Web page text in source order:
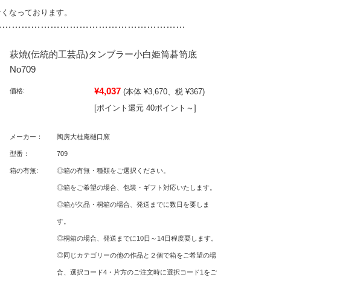
なっております。
………
萩焼(伝統的工芸品)タンブラー小白姫筒碁笥底
No709
価格: ¥4,037 (本体 ¥3,670、税 ¥367)
[ポイント還元 40ポイント～]
メーカー： 陶房大桂庵樋口窯
型番： 709
箱の有無: ◎箱の有無・種類をご選択ください。
◎箱をご希望の場合、包装・ギフト対応いたします。
◎箱が欠品・桐箱の場合、発送までに数日を要しま
す。
◎桐箱の場合、発送までに10日～14日程度要します。
◎同じカテゴリーの他の作品と２個で箱をご希望の場
合、選択コード4・片方のご注文時に選択コード1をご